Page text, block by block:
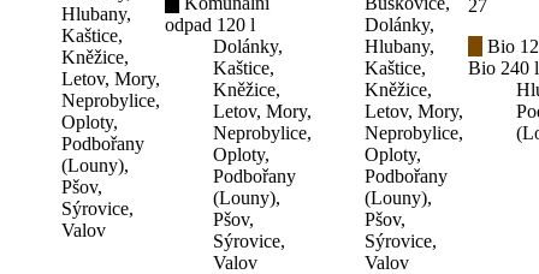
Hlubany,
Kaštice,
Kněžice,
Letov, Mory,
Neprobylice,
Oploty,
Podbořany
(Louny),
Pšov,
Sýrovice,
Valov
odpad 120 l
Dolánky,
Kaštice,
Kněžice,
Letov, Mory,
Neprobylice,
Oploty,
Podbořany
(Louny),
Pšov,
Sýrovice,
Valov
Dolánky,
Hlubany,
Kaštice,
Kněžice,
Letov, Mory,
Neprobylice,
Oploty,
Podbořany
(Louny),
Pšov,
Sýrovice,
Valov
27
Bio
Bio 240 l